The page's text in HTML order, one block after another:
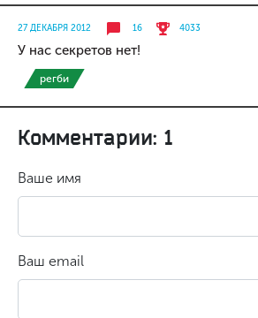
27 ДЕКАБРЯ 2012 16 4033
У нас секретов нет!
регби
Комментарии: 1
Ваше имя
Ваш email